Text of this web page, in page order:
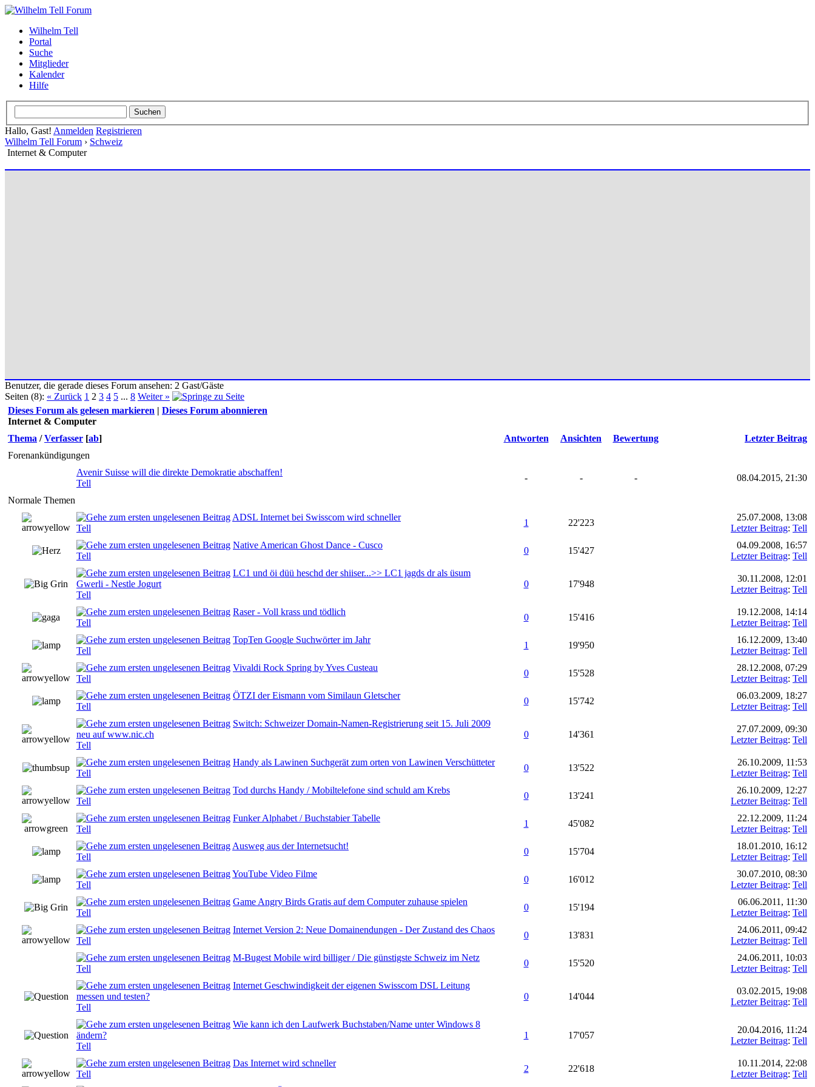
Wilhelm Tell
Portal
Suche
Mitglieder
Kalender
Hilfe
Hallo, Gast! Anmelden Registrieren
Wilhelm Tell Forum › Schweiz
Internet & Computer
Benutzer, die gerade dieses Forum ansehen: 2 Gast/Gäste
Seiten (8): « Zurück 1 2 3 4 5 ... 8 Weiter »
Dieses Forum als gelesen markieren | Dieses Forum abonnieren
Internet & Computer
Thema /Verfasser [ab] Antworten Ansichten Bewertung
Letzter Beitrag
Forenankündigungen
Avenir Suisse will die direkte Demokratie abschaffen!
Tell
- - - 08.04.2015, 21:30
Normale Themen
ADSL Internet bei Swisscom wird schneller
Tell
1 22'223
0 Bewertung(en) - 0 von 5 durchschnittlich
25.07.2008, 13:08
Letzter Beitrag: Tell
Native American Ghost Dance - Cusco
Tell
0 15'427
0 Bewertung(en) - 0 von 5 durchschnittlich
04.09.2008, 16:57
Letzter Beitrag: Tell
LC1 und öi düü heschd der shiiser...>> LC1 jagds dr als üsum
Gwerli - Nestle Jogurt
Tell
0 17'948
30.11.2008, 12:01
Letzter Beitrag: Tell
Raser - Voll krass und tödlich
Tell
0 15'416
0 Bewertung(en) - 0 von 5 durchschnittlich
19.12.2008, 14:14
Letzter Beitrag: Tell
TopTen Google Suchwörter im Jahr
Tell
1 19'950
0 Bewertung(en) - 0 von 5 durchschnittlich
16.12.2009, 13:40
Letzter Beitrag: Tell
Vivaldi Rock Spring by Yves Custeau
Tell
0 15'528
0 Bewertung(en) - 0 von 5 durchschnittlich
28.12.2008, 07:29
Letzter Beitrag: Tell
ÖTZI der Eismann vom Similaun Gletscher
Tell
0 15'742
0 Bewertung(en) - 0 von 5 durchschnittlich
06.03.2009, 18:27
Letzter Beitrag: Tell
Switch: Schweizer Domain-Namen-Registrierung seit 15. Juli 2009
neu auf www.nic.ch
Tell
0 14'361
27.07.2009, 09:30
Letzter Beitrag: Tell
Handy als Lawinen Suchgerät zum orten von Lawinen Verschütteter
Tell
0 13'522
0 Bewertung(en) - 0 von 5 durchschnittlich
26.10.2009, 11:53
Letzter Beitrag: Tell
Tod durchs Handy / Mobiltelefone sind schuld am Krebs
Tell
0 13'241
0 Bewertung(en) - 0 von 5 durchschnittlich
26.10.2009, 12:27
Letzter Beitrag: Tell
Funker Alphabet / Buchstabier Tabelle
Tell
1 45'082
0 Bewertung(en) - 0 von 5 durchschnittlich
22.12.2009, 11:24
Letzter Beitrag: Tell
Ausweg aus der Internetsucht!
Tell
0 15'704
0 Bewertung(en) - 0 von 5 durchschnittlich
18.01.2010, 16:12
Letzter Beitrag: Tell
YouTube Video Filme
Tell
0 16'012
0 Bewertung(en) - 0 von 5 durchschnittlich
30.07.2010, 08:30
Letzter Beitrag: Tell
Game Angry Birds Gratis auf dem Computer zuhause spielen
Tell
0 15'194
0 Bewertung(en) - 0 von 5 durchschnittlich
06.06.2011, 11:30
Letzter Beitrag: Tell
Internet Version 2: Neue Domainendungen - Der Zustand des Chaos
Tell
0 13'831
0 Bewertung(en) - 0 von 5 durchschnittlich
24.06.2011, 09:42
Letzter Beitrag: Tell
M-Bugest Mobile wird billiger / Die günstigste Schweiz im Netz
Tell
0 15'520
0 Bewertung(en) - 0 von 5 durchschnittlich
24.06.2011, 10:03
Letzter Beitrag: Tell
Internet Geschwindigkeit der eigenen Swisscom DSL Leitung
messen und testen?
Tell
0 14'044
03.02.2015, 19:08
Letzter Beitrag: Tell
Wie kann ich den Laufwerk Buchstaben/Name unter Windows 8
ändern?
Tell
1 17'057
20.04.2016, 11:24
Letzter Beitrag: Tell
Das Internet wird schneller
Tell
2 22'618
0 Bewertung(en) - 0 von 5 durchschnittlich
10.11.2014, 22:08
Letzter Beitrag: Tell